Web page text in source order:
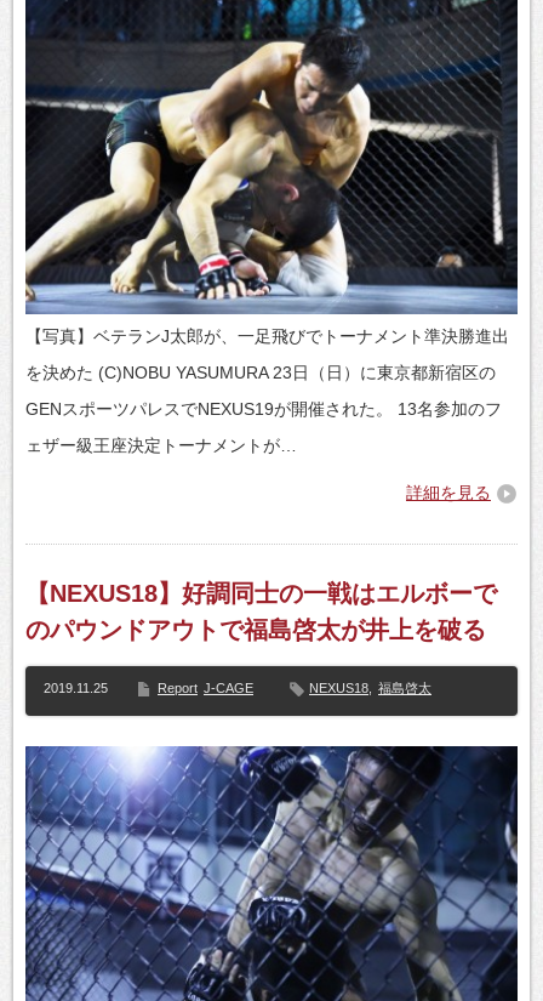
【写真】ベテランJ太郎が、一足飛びでトーナメント準決勝進出
を決めた (C)NOBU YASUMURA 23日（日）に東京都新宿区の
GENスポーツパレスでNEXUS19が開催された。 13名参加のフ
ェザー級王座決定トーナメントが…
詳細を見る
【NEXUS18】好調同士の一戦はエルボーで
のパウンドアウトで福島啓太が井上を破る
2019.11.25 Report J-CAGE NEXUS18 福島啓太